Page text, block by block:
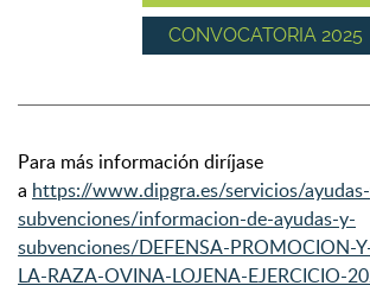
CONVOCATORIA 2025
Para más información diríjase
a https://www.dipgra.es/servicios/
subvenciones/informacion-de-ayudas-y-
subvenciones/DEFENSA-PROMOCION-
LA-RAZA-OVINA-LOJENA-EJERCICIO-